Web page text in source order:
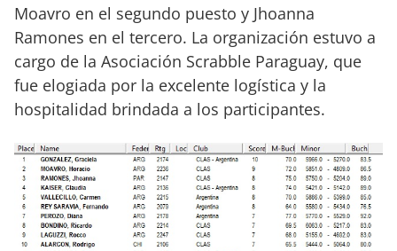
Moavro en el segundo puesto y Jhoanna
Ramones en el tercero. La organización estuvo a
cargo de la Asociación Scrabble Paraguay, que
fue elogiada por la excelente logística y la
hospitalidad brindada a los participantes.